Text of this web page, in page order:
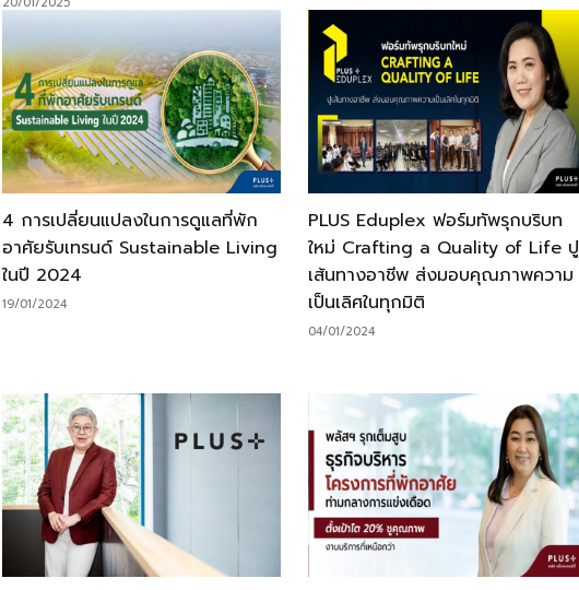
4 การเปลี่ยนแปลงในการดูแลที่พัก
อาศัยรับเทรนด์ Sustainable Living
ในปี 2024
19/01/2024
PLUS Eduplex ฟอร์มทัพรุกบริบท
ใหม่ Crafting a Quality of Life ปู
เส้นทางอาชีพ ส่งมอบคุณภาพความ
เป็นเลิศในทุกมิติ
04/01/2024